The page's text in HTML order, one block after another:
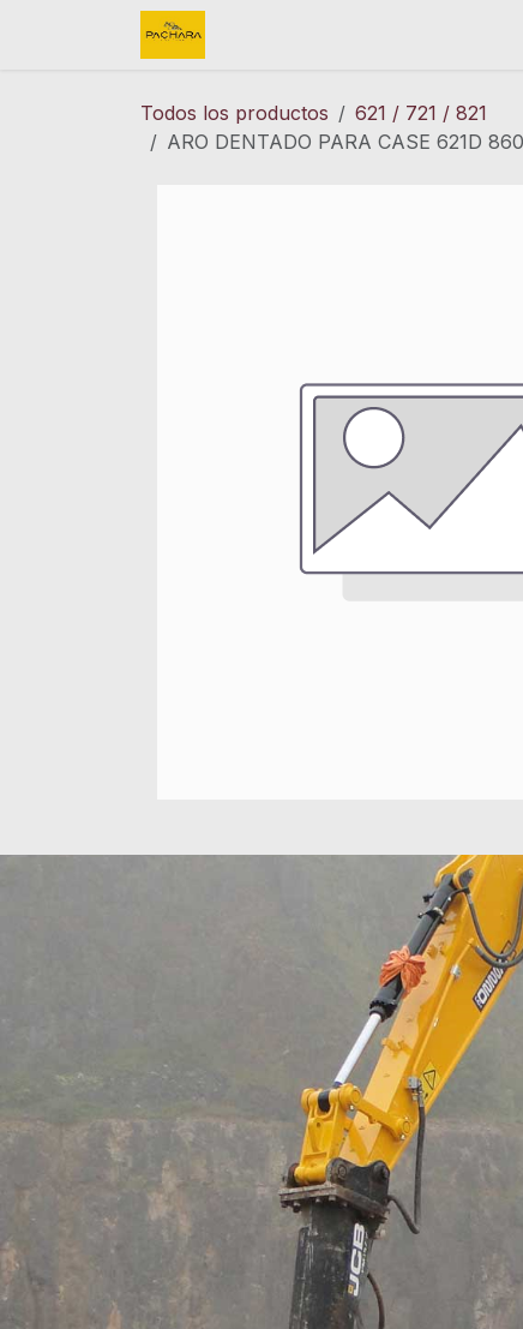
Todos los productos
621 / 721 / 821
ARO DENTADO PARA CASE 621D